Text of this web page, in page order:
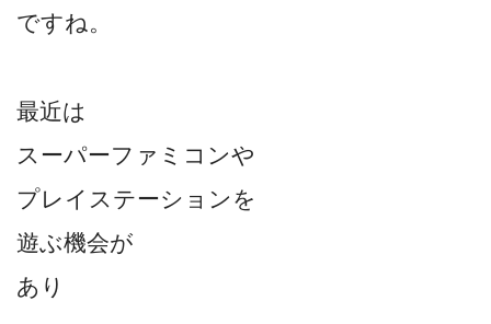
ですね。
最近は
スーパーファミコンや
プレイステーションを
遊ぶ機会が
あり